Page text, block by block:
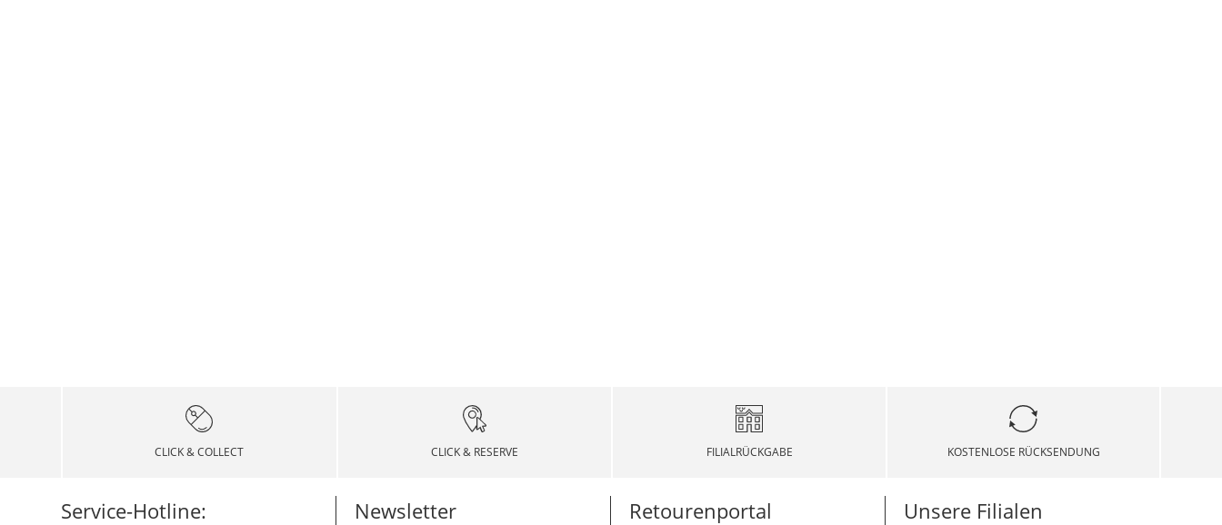
CLICK & COLLECT CLICK & RESERVE FILIALRÜCKGABE KOSTENLOSE RÜCKSENDUNG
Service-Hotline:
Newsletter Retourenportal Unsere Filialen